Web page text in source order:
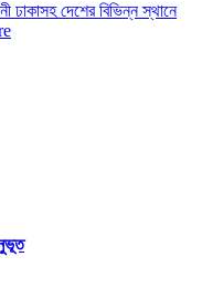
দেশের বিভিন্ন স্থানে